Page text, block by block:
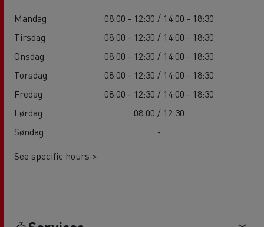
Mandag
08:00 - 12:30 / 14:00 - 18:30
Tirsdag
08:00 - 12:30 / 14:00 - 18:30
Onsdag
08:00 - 12:30 / 14:00 - 18:30
Torsdag
08:00 - 12:30 / 14:00 - 18:30
Fredag
08:00 - 12:30 / 14:00 - 18:30
Lørdag
08:00 / 12:30
Søndag
-
See specific hours >